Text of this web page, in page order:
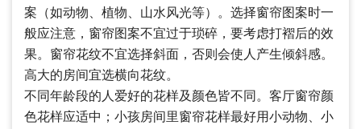
案（如动物、植物、山水风光等）。选择窗帘图案时一
般应注意，窗帘图案不宜过于琐碎，要考虑打褶后的效
果。窗帘花纹不宜选择斜面，否则会使人产生倾斜感。
高大的房间宜选横向花纹。
不同年龄段的人爱好的花样及颜色皆不同。客厅窗帘颜
色花样应适中；小孩房间里窗帘花样最好用小动物、小